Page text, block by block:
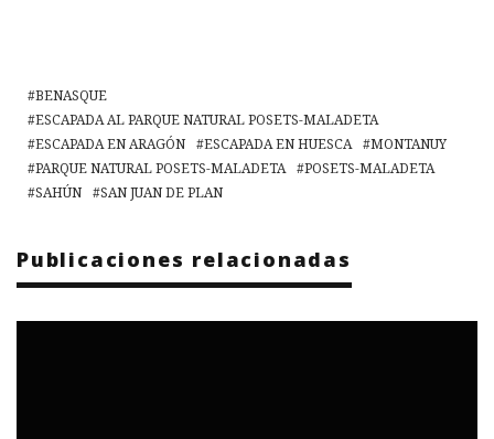
BENASQUE
ESCAPADA AL PARQUE NATURAL POSETS-MALADETA
ESCAPADA EN ARAGÓN
ESCAPADA EN HUESCA
MONTANUY
PARQUE NATURAL POSETS-MALADETA
POSETS-MALADETA
SAHÚN
SAN JUAN DE PLAN
Publicaciones relacionadas